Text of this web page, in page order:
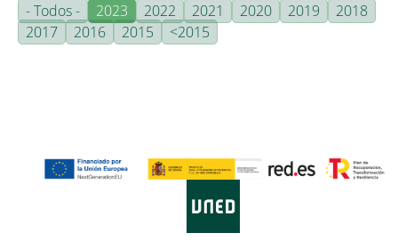
- Todos -
2023 2022 2021 2020 2019
2018
2017
2016 2015 <2015